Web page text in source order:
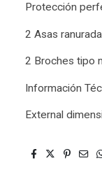
Protección
2 Asas
2 Broches tipo
Información
External